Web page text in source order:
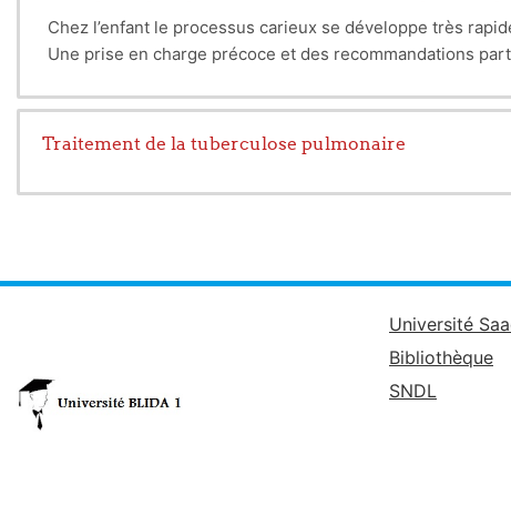
Chez l’enfant le processus carieux se développe très
Une prise en charge précoce et des recommandations
Traitement de la tuberculose pulmonaire
Université
Bibliothèque
SNDL